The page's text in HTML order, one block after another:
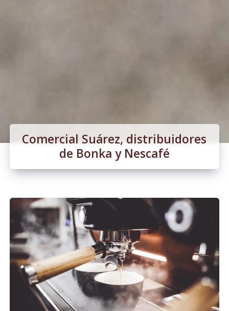
Comercial Suárez, distribuidores
de Bonka y Nescafé